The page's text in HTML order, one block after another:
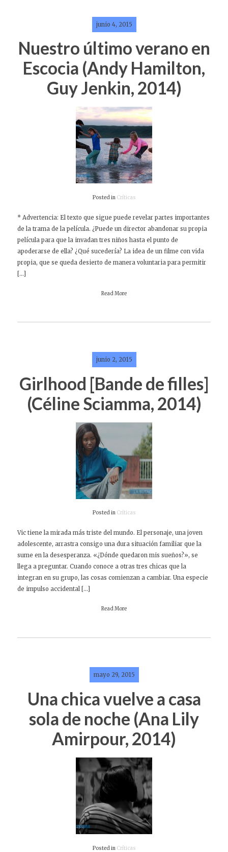
junio 4, 2015
Nuestro último verano en
Escocia (Andy Hamilton,
Guy Jenkin, 2014)
Posted in Críticas
* Advertencia: El texto que sigue puede revelar partes importantes
de la trama de la película. ¿Puede un director abandonar su propia
película para que la invadan tres niños hasta el punto de
apoderarse de ella? ¿Qué sucedería? La idea de un filme con vida
propia, que se queda desierto de manera voluntaria para permitir
[…]
Read More
junio 2, 2015
Girlhood [Bande de filles]
(Céline Sciamma, 2014)
Posted in Críticas
Vic tiene la mirada más triste del mundo. El personaje, una joven
adolescente, arrastra consigo una dura situación familiar que la
sume en la desesperanza. «¿Dónde quedaron mis sueños?», se
llega a preguntar. Cuando conoce a otras tres chicas que la
integran en su grupo, las cosas comienzan a cambiar. Una especie
de impulso accidental […]
Read More
mayo 29, 2015
Una chica vuelve a casa
sola de noche (Ana Lily
Amirpour, 2014)
Posted in Críticas